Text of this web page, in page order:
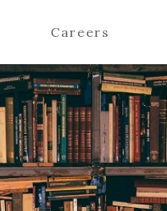
Careers